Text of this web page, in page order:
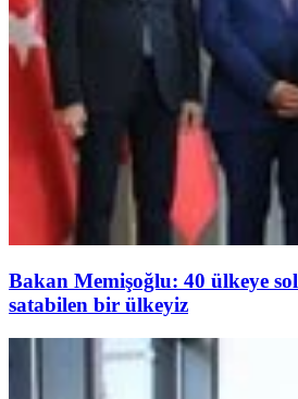
Bakan Memişoğlu: 40 ülkeye
satabilen bir ülkeyiz